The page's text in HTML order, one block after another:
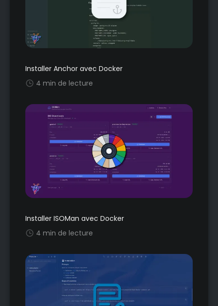
Installer Anchor avec Docker
4 min de lecture
Installer ISOMan avec Docker
4 min de lecture